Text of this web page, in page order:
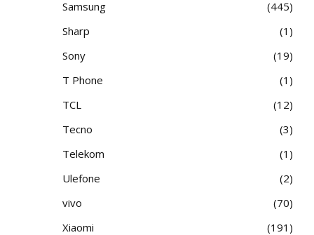
Samsung
445
Sharp
1
Sony
19
T Phone
1
TCL
12
Tecno
3
Telekom
1
Ulefone
2
vivo
70
Xiaomi
191